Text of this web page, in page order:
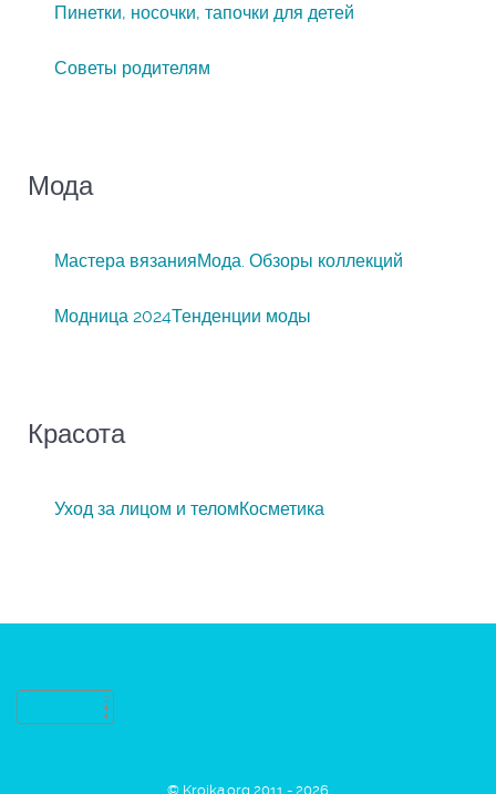
Пинетки, носочки, тапочки для детей
Советы родителям
Мода
Мастера вязанияМода. Обзоры коллекций
Модница 2024Тенденции моды
Красота
Уход за лицом и теломКосметика
© Kroika.org 2011 - 2026